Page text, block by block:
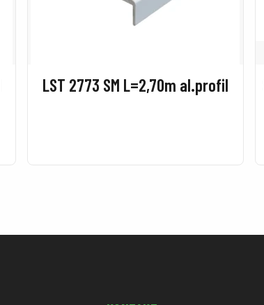
LST 2773 SM L=2,70m al.profil